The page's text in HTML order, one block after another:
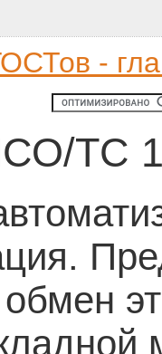
-
ТС
обмен